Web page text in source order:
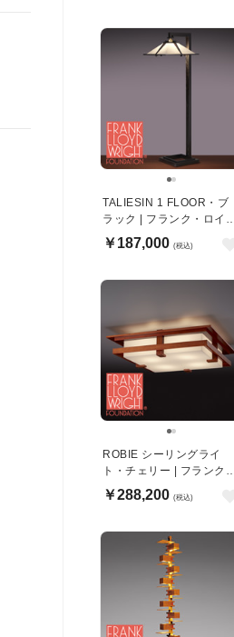
TALIESIN 1 FLOOR・ブ
ラック | フランク・ロイ
ド・ライト
￥187,000 (税込)
ROBIE シーリングライ
ト・チェリー | フランク・
ロイド・ライト
￥288,200 (税込)